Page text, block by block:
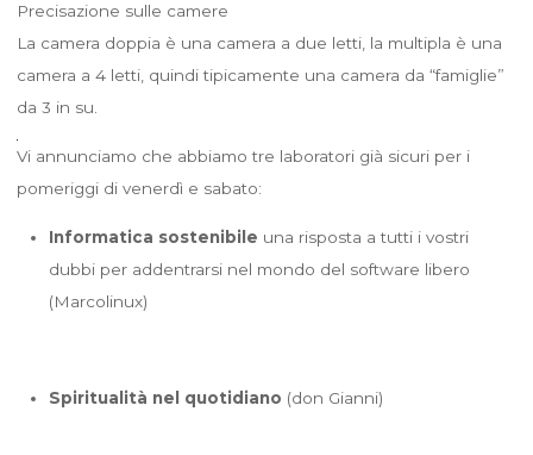
Precisazione sulle camere
La camera doppia è una camera a due letti, la multipla è una
camera a 4 letti, quindi tipicamente una camera da “famiglie”
da 3 in su.
Vi annunciamo che abbiamo tre laboratori già sicuri per i
pomeriggi di venerdì e sabato:
Informatica sostenibile una risposta a tutti i vostri
dubbi per addentrarsi nel mondo del software libero
(Marcolinux)
Spiritualità nel quotidiano (don Gianni)